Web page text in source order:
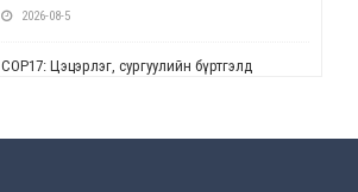
2026-08-5
СОР17: Цэцэрлэг, сургуулийн бүртгэлд